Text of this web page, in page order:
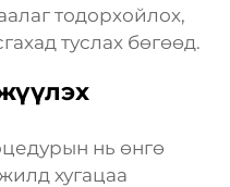
тодорхойлох,
туслах бөгөөд.
нь өнгө
хугацаа